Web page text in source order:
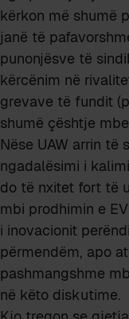
kërkon më shumë
janë të
punonjësve të
kërcënim në
grevave të fundit
shumë çështje
Nëse UAW arrin
ngadalësimi i
do të nxitet fort të
mbi prodhimin e
i inovacionit
përmendëm, apo
pashmangshme
në këto diskutime.